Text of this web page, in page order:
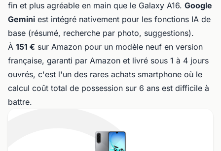
fin et plus agréable en main que le Galaxy A16. Google
Gemini est intégré nativement pour les fonctions IA de
base (résumé, recherche par photo, suggestions).
À 151 € sur Amazon pour un modèle neuf en version
française, garanti par Amazon et livré sous 1 à 4 jours
ouvrés, c'est l'un des rares achats smartphone où le
calcul coût total de possession sur 6 ans est difficile à
battre.